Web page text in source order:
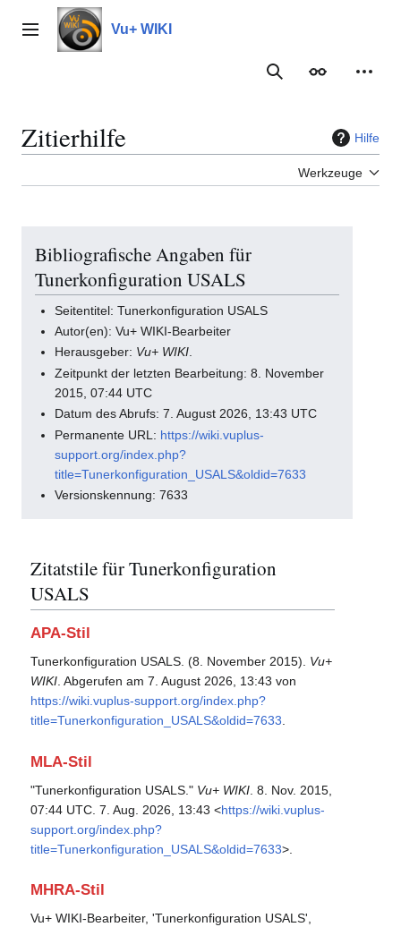
Inhalt
springenHauptmenü Vu+ WIKI
Suche
Zitierhilfe Hilfe
Werkzeuge
Bibliografische Angaben für
Tunerkonfiguration USALS
Seitentitel: Tunerkonfiguration USALS
Autor(en): Vu+ WIKI-Bearbeiter
Herausgeber: Vu+ WIKI.
Zeitpunkt der letzten Bearbeitung: 8. November
2015, 07:44 UTC
Datum des Abrufs: 7. August 2026, 13:43 UTC
Permanente URL: https://wiki.vuplus-
support.org/index.php?
title=Tunerkonfiguration_USALS&oldid=7633
Versionskennung: 7633
Zitatstile für Tunerkonfiguration
USALS
APA-Stil
Tunerkonfiguration USALS. (8. November 2015). Vu+
WIKI. Abgerufen am 7. August 2026, 13:43 von
https://wiki.vuplus-support.org/index.php?
title=Tunerkonfiguration_USALS&oldid=7633.
MLA-Stil
"Tunerkonfiguration USALS." Vu+ WIKI . 8. Nov. 2015,
07:44 UTC. 7. Aug. 2026, 13:43 <https://wiki.vuplus-
support.org/index.php?
title=Tunerkonfiguration_USALS&oldid=7633>.
MHRA-Stil
Vu+ WIKI-Bearbeiter, 'Tunerkonfiguration USALS',